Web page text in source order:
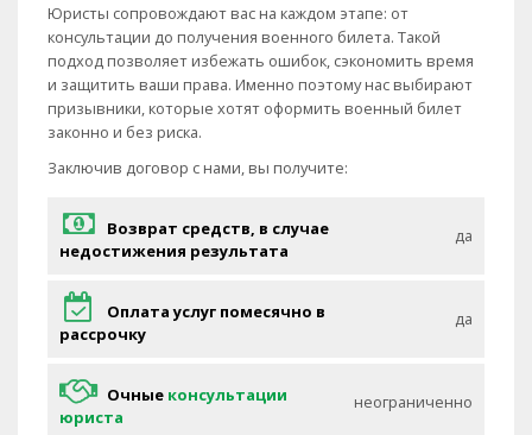
Юристы сопровождают вас на каждом этапе: от
консультации до получения военного билета. Такой
подход позволяет избежать ошибок, сэкономить время
и защитить ваши права. Именно поэтому нас выбирают
призывники, которые хотят оформить военный билет
законно и без риска.
Заключив договор с нами, вы получите:
Возврат средств, в случае
недостижения результата
да
Оплата услуг помесячно в
рассрочку
да
Очные консультации
юриста
неограниченно